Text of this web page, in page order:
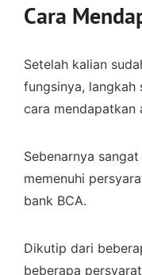
Cara
Setelah kalian
fungsinya, langkah
cara mendapatkan
Sebenarnya
memenuhi
bank BCA.
Dikutip dari
beberapa